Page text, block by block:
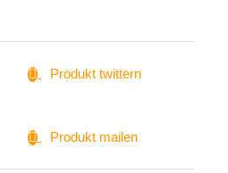
Produkt twittern
Produkt mailen